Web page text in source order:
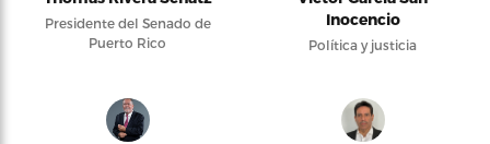
Presidente del Senado de
Puerto Rico
Inocencio
Política y justicia